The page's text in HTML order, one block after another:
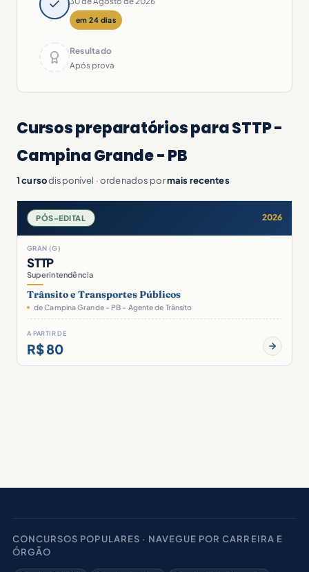
em 24 dias
Resultado
Após prova
Cursos preparatórios para STTP -
Campina Grande - PB
1 cursodisponível · ordenados pormais recentes
PÓS-EDITAL 2026
GRAN (G)
STTP
Superintendência
Trânsito e Transportes Públicos
de Campina Grande - PB - Agente de Trânsito
A PARTIR DE
R$ 80
CONCURSOS POPULARES · NAVEGUE POR CARREIRA E
ÓRGÃO